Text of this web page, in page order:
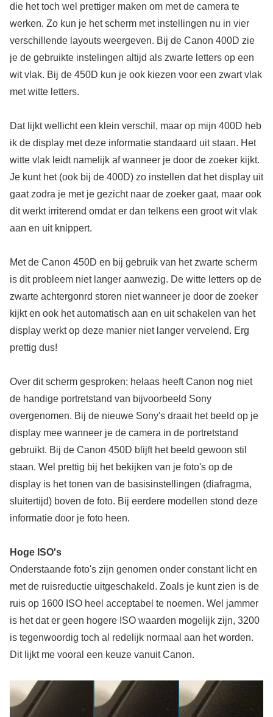
die het toch wel prettiger maken om met de camera te
werken. Zo kun je het scherm met instellingen nu in vier
verschillende layouts weergeven. Bij de Canon 400D zie
je de gebruikte instelingen altijd als zwarte letters op een
wit vlak. Bij de 450D kun je ook kiezen voor een zwart vlak
met witte letters.
Dat lijkt wellicht een klein verschil, maar op mijn 400D heb
ik de display met deze informatie standaard uit staan. Het
witte vlak leidt namelijk af wanneer je door de zoeker kijkt.
Je kunt het (ook bij de 400D) zo instellen dat het display uit
gaat zodra je met je gezicht naar de zoeker gaat, maar ook
dit werkt irriterend omdat er dan telkens een groot wit vlak
aan en uit knippert.
Met de Canon 450D en bij gebruik van het zwarte scherm
is dit probleem niet langer aanwezig. De witte letters op de
zwarte achtergonrd storen niet wanneer je door de zoeker
kijkt en ook het automatisch aan en uit schakelen van het
display werkt op deze manier niet langer vervelend. Erg
prettig dus!
Over dit scherm gesproken; helaas heeft Canon nog niet
de handige portretstand van bijvoorbeeld Sony
overgenomen. Bij de nieuwe Sony's draait het beeld op je
display mee wanneer je de camera in de portretstand
gebruikt. Bij de Canon 450D blijft het beeld gewoon stil
staan. Wel prettig bij het bekijken van je foto's op de
display is het tonen van de basisinstellingen (diafragma,
sluitertijd) boven de foto. Bij eerdere modellen stond deze
informatie door je foto heen.
Hoge ISO's
Onderstaande foto's zijn genomen onder constant licht en
met de ruisreductie uitgeschakeld. Zoals je kunt zien is de
ruis op 1600 ISO heel acceptabel te noemen. Wel jammer
is het dat er geen hogere ISO waarden mogelijk zijn, 3200
is tegenwoordig toch al redelijk normaal aan het worden.
Dit lijkt me vooral een keuze vanuit Canon.